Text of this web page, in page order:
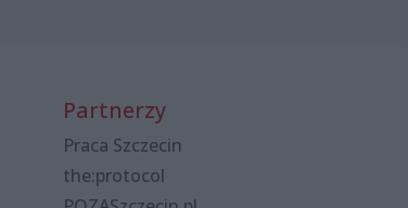
Partnerzy
Praca Szczecin
the:protocol